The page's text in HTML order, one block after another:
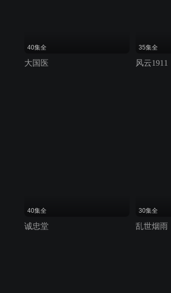
40集全
大国医
35集全
风云1911
40集全
诚忠堂
30集全
乱世烟雨